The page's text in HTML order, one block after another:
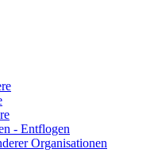
- Entflogen
Organisationen